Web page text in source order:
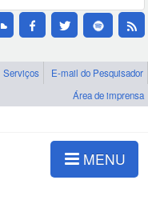
Serviços
E-mail do Pesquisador
Área de imprensa
MENU